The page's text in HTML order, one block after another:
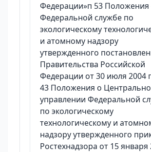
Федерации»п 53 Положения
Федеральной службе по
экологическому
и атомному надзору
утвержденного
Правительства Российской
Федерации от 30 июля 2004
43 Положения о
управлении Федеральной
по экологическому
технологическому и
надзору утвержденного
Ростехнадзора от 15 января